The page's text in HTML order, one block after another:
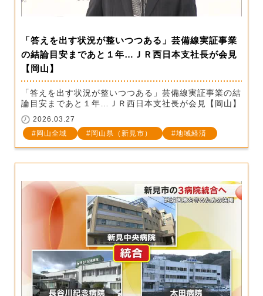
「答えを出す状況が整いつつある」芸備線実証事業
の結論目安まであと１年…ＪＲ西日本支社長が会見
【岡山】
「答えを出す状況が整いつつある」芸備線実証事業の結
論目安まであと１年…ＪＲ西日本支社長が会見【岡山】
2026.03.27
岡山全域
岡山県（新見市） 地域経済